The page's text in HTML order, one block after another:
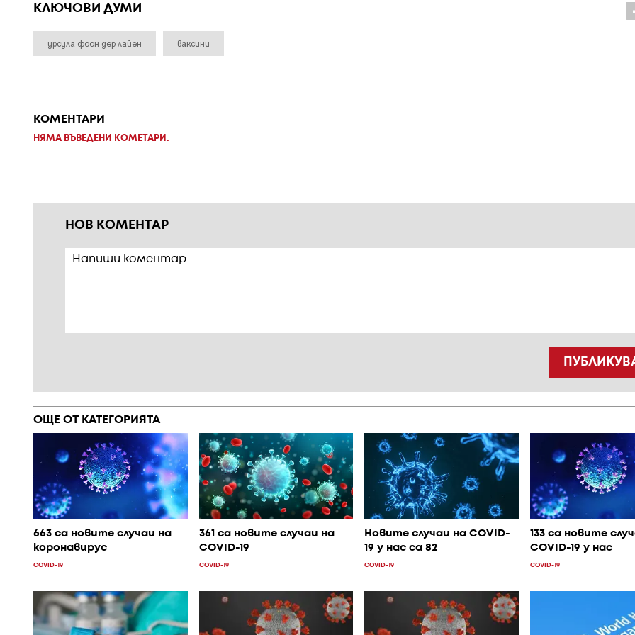
КЛЮЧОВИ ДУМИ
урсула фоон дер лайен ваксини
КОМЕНТАРИ
НЯМА ВЪВЕДЕНИ КОМЕТАРИ.
НОВ КОМЕНТАР
ОЩЕ ОТ КАТЕГОРИЯТА
663 са новите случаи на
коронавирус
COVID-19
361 са новите случаи на
COVID-19
COVID-19
Новите случаи на COVID-
19 у нас са 82
COVID-19
133 са новите
COVID-19 у нас
COVID-19